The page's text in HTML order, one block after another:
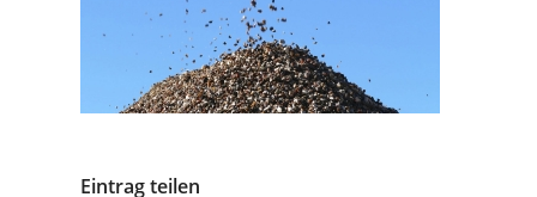
Eintrag teilen